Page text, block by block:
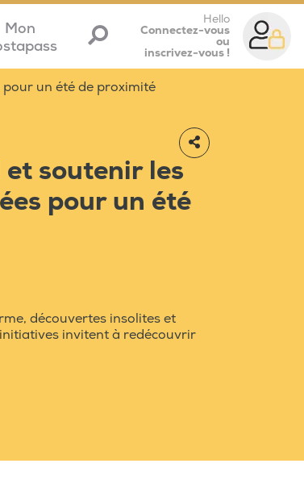
Mon
Hello
Connectez-vous
ou
inscrivez-vous !
pour un été de proximité
et soutenir les
pour un été
découvertes insolites et
invitent à redécouvrir